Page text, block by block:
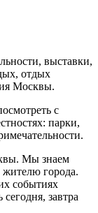
выставки,
отдых
Москвы.
с
парки,
Мы знаем
жителю города.
событиях
завтра